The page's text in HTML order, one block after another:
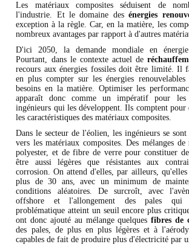
Les matériaux composites séduisent de
l'industrie. Et le domaine desénergies
exception à la règle. Car, en la matière, les
nombreux avantages par rapport à d'autres
D'ici 2050, la demande mondiale en
Pourtant, dans le contexte actuel de
recours aux énergies fossiles doit être limité. Il
en plus compter sur les énergies
besoins en la matière. Optimiser les
apparaît donc comme un impératif pour les
ingénieurs qui les développent. Ils comptent pour
les caractéristiques des matériaux composites.
Dans le secteur de l'éolien, les ingénieurs se
vers les matériaux composites. Des mélanges
polyester, et de fibre de verre pour constituer
être aussi légères que résistantes aux
corrosion. On attend d'elles, par ailleurs, qu'elles
plus de 30 ans, avec un minimum de
conditions aléatoires. De surcroît, avec
offshore et l'allongement des pales qui
problématique atteint un seuil encore plus
ont donc ajouté au mélange quelquesfibres de
des pales, de plus en plus légères et à
capables de fait de produire plus d'électricité par